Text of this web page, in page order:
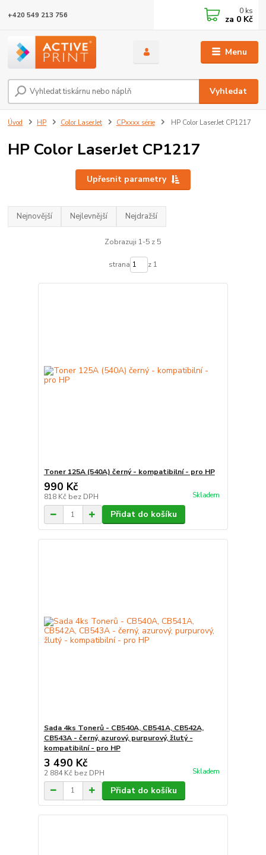
Menu
Vyhledat
+420 549 213 756 0 ks
za 0 Kč
Úvod HP Color LaserJet CPxxxx série HP Color LaserJet CP1217
HP Color LaserJet CP1217
Upřesnit parametry
Nejnovější Nejlevnější Nejdražší
Zobrazuji 1-5 z 5
strana z 1
Toner 125A (540A) černý - kompatibilní - pro HP
990 Kč
818 Kč bez DPH Skladem
Přidat do košíku
Sada 4ks Tonerů - CB540A, CB541A, CB542A,
CB543A - černý, azurový, purpurový, žlutý -
kompatibilní - pro HP
3 490 Kč
2 884 Kč bez DPH Skladem
Přidat do košíku